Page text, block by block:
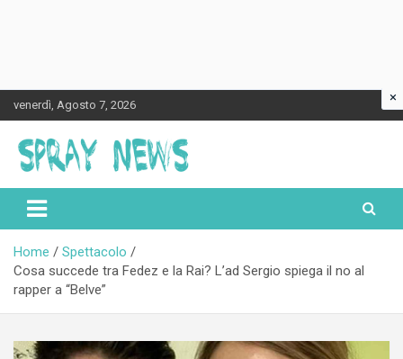
to
content
venerdì, Agosto 7, 2026
Spraynews.it
Home
Spettacolo
Cosa succede tra Fedez e la Rai? L’ad Sergio spiega il no al
rapper a “Belve”
×